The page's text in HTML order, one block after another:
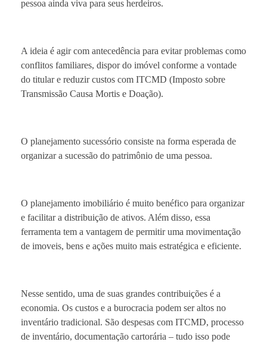
pessoa ainda viva para seus herdeiros.
A ideia é agir com antecedência para evitar problemas como
conflitos familiares, dispor do imóvel conforme a vontade
do titular e reduzir custos com ITCMD (Imposto sobre
Transmissão Causa Mortis e Doação).
O planejamento sucessório consiste na forma esperada de
organizar a sucessão do patrimônio de uma pessoa.
O planejamento imobiliário é muito benéfico para organizar
e facilitar a distribuição de ativos. Além disso, essa
ferramenta tem a vantagem de permitir uma movimentação
de imoveis, bens e ações muito mais estratégica e eficiente.
Nesse sentido, uma de suas grandes contribuições é a
economia. Os custos e a burocracia podem ser altos no
inventário tradicional. São despesas com ITCMD, processo
de inventário, documentação cartorária – tudo isso pode